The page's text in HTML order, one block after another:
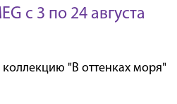
c 3 по 24 августа
"В оттенках моря"